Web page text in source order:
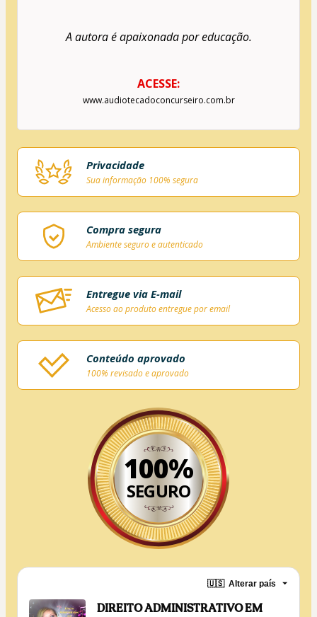
A autora é apaixonada por educação.
ACESSE:
www.audiotecadoconcurseiro.com.br
Privacidade
Sua informação 100% segura
Compra segura
Ambiente seguro e autenticado
Entregue via E-mail
Acesso ao produto entregue por email
Conteúdo aprovado
100% revisado e aprovado
100%
SEGURO
🇺🇸 Alterar país
DIREITO ADMINISTRATIVO EM